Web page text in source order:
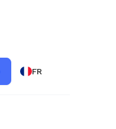
FR